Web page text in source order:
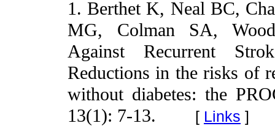
1. Berthet K, Neal BC,
MG, Colman SA,
Against Recurrent
Reductions in the risks of
without diabetes: the
13(1): 7-13.
[ Links ]